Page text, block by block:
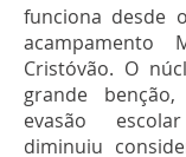
funciona desde
acampamento
Cristóvão. O
grande
evasão
diminuiu